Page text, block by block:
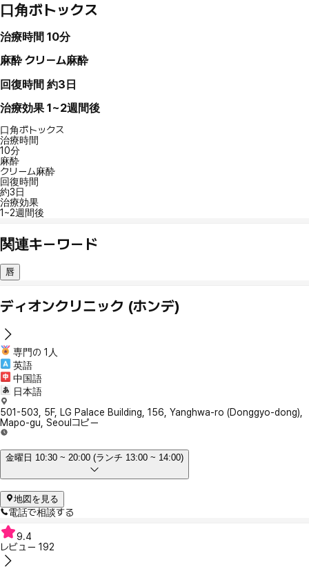
口角ボトックス
治療時間 10分
麻酔 クリーム麻酔
回復時間 約3日
治療効果 1~2週間後
口角ボトックス
治療時間
10分
麻酔
クリーム麻酔
回復時間
約3日
治療効果
1~2週間後
関連キーワード
唇
ディオンクリニック (ホンデ)
専門の 1人
英語
中国語
日本語
501-503, 5F, LG Palace Building, 156, Yanghwa-ro (Donggyo-dong),
Mapo-gu, Seoul コピー
金曜日 10:30 ~ 20:00 (ランチ 13:00 ~ 14:00)
地図を見る
電話で相談する
9.4
レビュー 192